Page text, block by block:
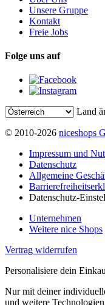
Unsere Gruppe
Kontakt
Freie Jobs
Folge uns auf
Land
© 2010-2026 niceshops
Impressum und
Datenschutz
Allgemeine
Datenschutz-
Unternehmen
Weitere nice Shops
Vertrag widerrufen
Personalisiere dein
Nur mit deiner
und weitere